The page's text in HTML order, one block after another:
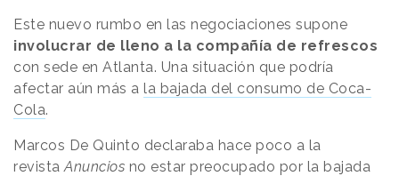
Este nuevo rumbo en las negociaciones supone
involucrar de lleno a la compañía de refrescos
con sede en Atlanta. Una situación que podría
afectar aún más a la bajada del consumo de Coca-
Cola.
Marcos De Quinto declaraba hace poco a la
revista Anuncios no estar preocupado por la bajada